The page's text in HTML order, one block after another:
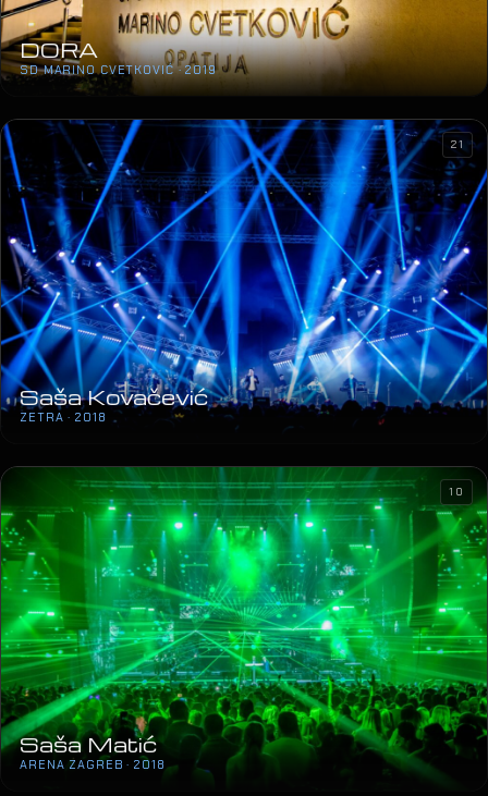
Saša Kovačević
ZETRA · 2018
Saša Matić
ARENA ZAGREB · 2018
10
07